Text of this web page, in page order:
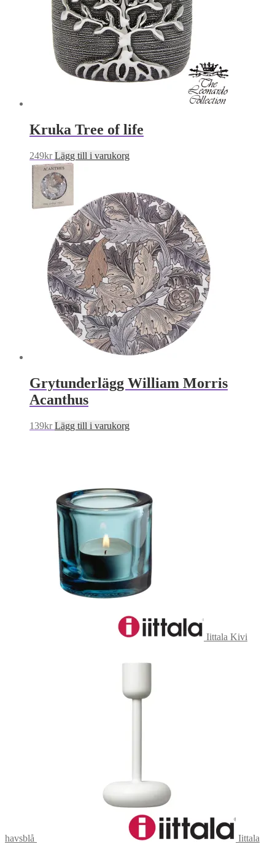
Kruka Tree of life
249kr Lägg till i varukorg
Grytunderlägg William Morris
Acanthus
139kr Lägg till i varukorg
Iittala Kivi
havsblå
Iittala